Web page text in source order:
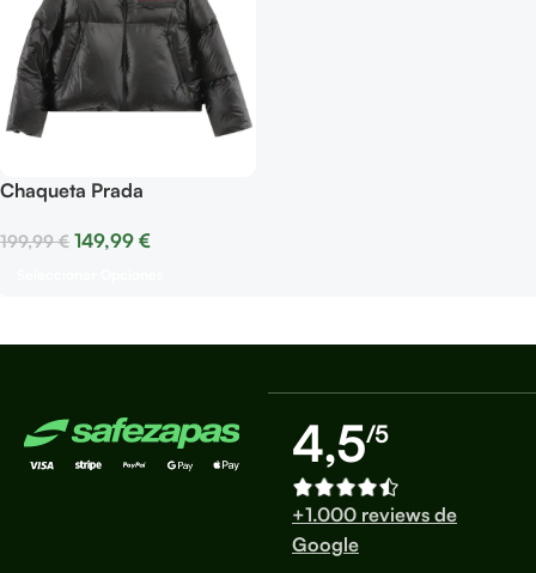
Chaqueta Prada
199,99€ 149,99 €
4,5/5
+1.000 reviews de
Google